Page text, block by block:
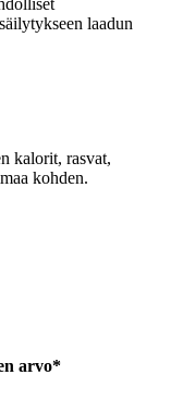
laadun
kalorit, rasvat,
kohden.
arvo*